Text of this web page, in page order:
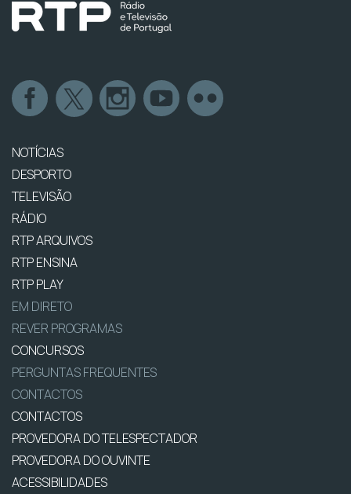
NOTÍCIAS
DESPORTO
TELEVISÃO
RÁDIO
RTP ARQUIVOS
RTP ENSINA
RTP PLAY
EM DIRETO
REVER PROGRAMAS
CONCURSOS
PERGUNTAS FREQUENTES
CONTACTOS
CONTACTOS
PROVEDORA DO TELESPECTADOR
PROVEDORA DO OUVINTE
ACESSIBILIDADES